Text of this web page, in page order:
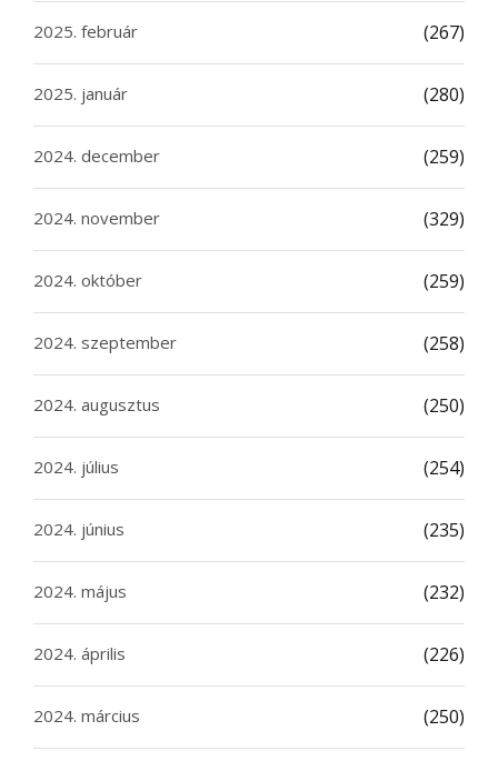
2025. február (267)
2025. január (280)
2024. december (259)
2024. november (329)
2024. október (259)
2024. szeptember (258)
2024. augusztus (250)
2024. július (254)
2024. június (235)
2024. május (232)
2024. április (226)
2024. március (250)